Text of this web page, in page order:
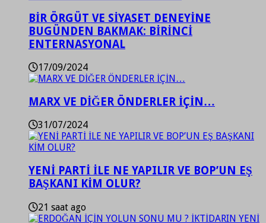
BİR ÖRGÜT VE SİYASET DENEYİNE
BUGÜNDEN BAKMAK: BİRİNCİ
ENTERNASYONAL
17/09/2024
MARX VE DİĞER ÖNDERLER İÇİN…
31/07/2024
YENİ PARTİ İLE NE YAPILIR VE BOP’UN EŞ
BAŞKANI KİM OLUR?
21 saat ago